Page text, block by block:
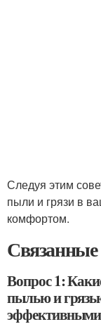
Следуя этим
пыли и грязи в
комфортом.
Вопрос 1:
пылью и
эффективными